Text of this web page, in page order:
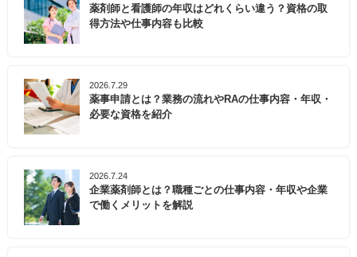
薬剤師と看護師の年収はどれくらい違う？資格の取
得方法や仕事内容も比較
2026.7.29
薬事申請とは？業務の流れやRAの仕事内容・年収・
必要な資格を紹介
2026.7.24
企業薬剤師とは？職種ごとの仕事内容・年収や企業
で働くメリットを解説